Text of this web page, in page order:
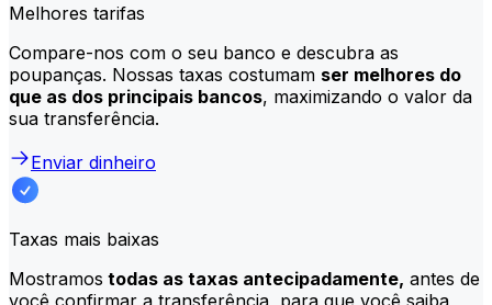
Melhores tarifas
Compare-nos com o seu banco e descubra as
poupanças. Nossas taxas costumam ser melhores do
que as dos principais bancos, maximizando o valor da
sua transferência.
Enviar dinheiro
Taxas mais baixas
Mostramos todas as taxas antecipadamente, antes de
você confirmar a transferência, para que você saiba